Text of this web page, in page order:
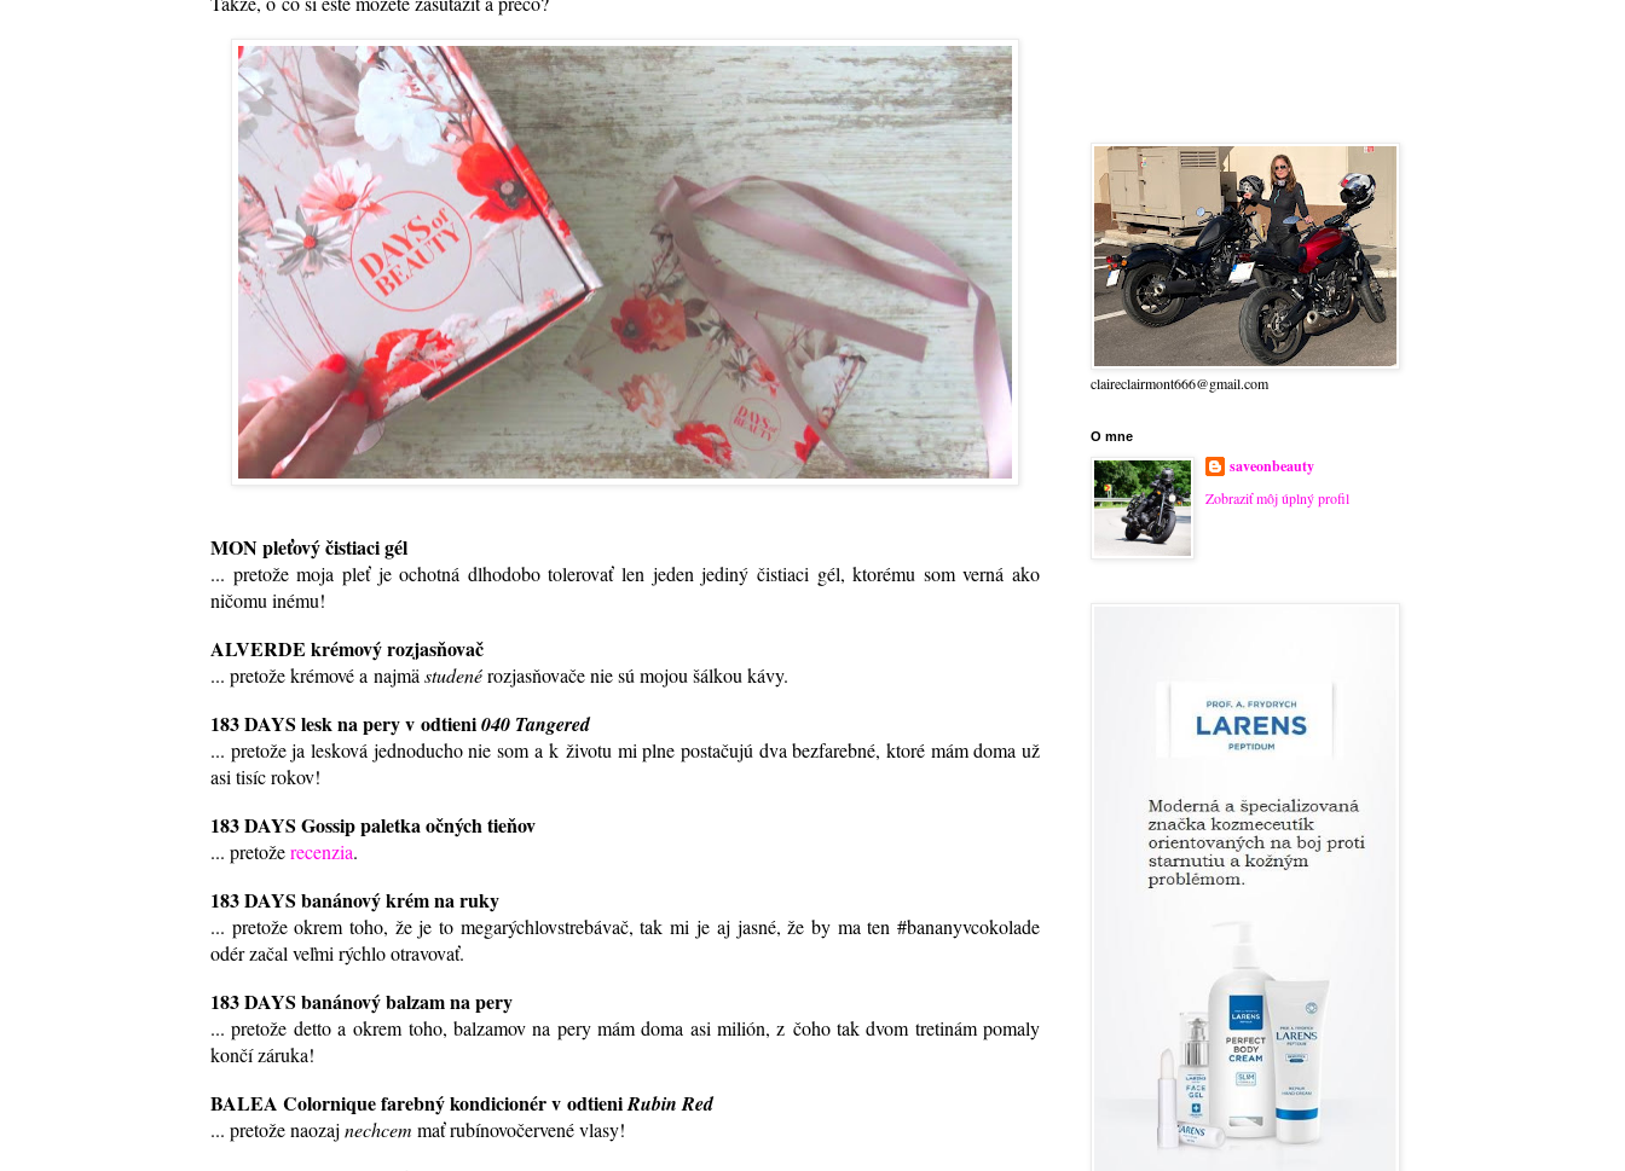
MON pleťový čistiaci gél
... pretože moja pleť je ochotná dlhodobo tolerovať len jeden jediný čistiaci gél, ktorému som verná ako
ničomu inému!
ALVERDE krémový rozjasňovač
... pretože krémové a najmä studenérozjasňovače nie sú mojou šálkou kávy.
183 DAYS lesk na pery v odtieni040 Tangered
... pretože ja lesková jednoducho nie som a k životu mi plne postačujú dva bezfarebné, ktoré mám doma už
asi tisíc rokov!
183 DAYS Gossip paletka očných tieňov
... pretožerecenzia.
183 DAYS banánový krém na ruky
... pretože okrem toho, že je to megarýchlovstrebávač, tak mi je aj jasné, že by ma ten #bananyvcokolade
odér začal veľmi rýchlo otravovať.
183 DAYS banánový balzam na pery
... pretože detto a okrem toho, balzamov na pery mám doma asi milión, z čoho tak dvom tretinám pomaly
končí záruka!
BALEA Colornique farebný kondicionér v odtieniRubin Red
... pretože naozaj nechcem mať rubínovočervené vlasy!
claireclairmont666@gmail.com
O mne
saveonbeauty
Zobraziť môj úplný profil